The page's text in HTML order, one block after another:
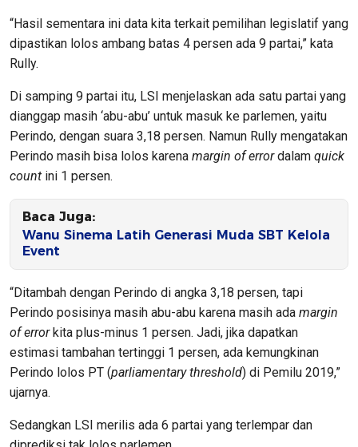
“Hasil sementara ini data kita terkait pemilihan legislatif yang
dipastikan lolos ambang batas 4 persen ada 9 partai,” kata
Rully.
Di samping 9 partai itu, LSI menjelaskan ada satu partai yang
dianggap masih ‘abu-abu’ untuk masuk ke parlemen, yaitu
Perindo, dengan suara 3,18 persen. Namun Rully mengatakan
Perindo masih bisa lolos karena margin of errordalam quick
count ini 1 persen.
Baca Juga:
Wanu Sinema Latih Generasi Muda SBT Kelola
Event
“Ditambah dengan Perindo di angka 3,18 persen, tapi
Perindo posisinya masih abu-abu karena masih ada margin
of errorkita plus-minus 1 persen. Jadi, jika dapatkan
estimasi tambahan tertinggi 1 persen, ada kemungkinan
Perindo lolos PT (parliamentary threshold) di Pemilu 2019,”
ujarnya.
Sedangkan LSI merilis ada 6 partai yang terlempar dan